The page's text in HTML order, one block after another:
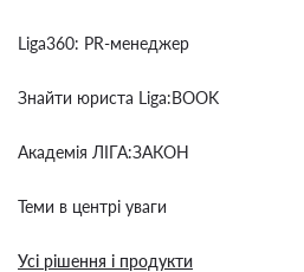
Liga360: PR-менеджер
Знайти юриста Liga:BOOK
Академія ЛІГА:ЗАКОН
Теми в центрі уваги
Усі рішення і продукти